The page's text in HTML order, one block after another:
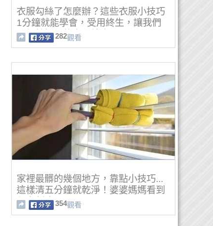
衣服勾絲了怎麼辦？這些衣服小技巧
1分鐘就能學會，受用終生，讓我們
一起給好看的衣服續命吧。
282觀看
家裡最髒的幾個地方，靠點小技巧...
這樣清五分鐘就乾淨！婆婆媽媽看到
都立刻跪了！
354觀看